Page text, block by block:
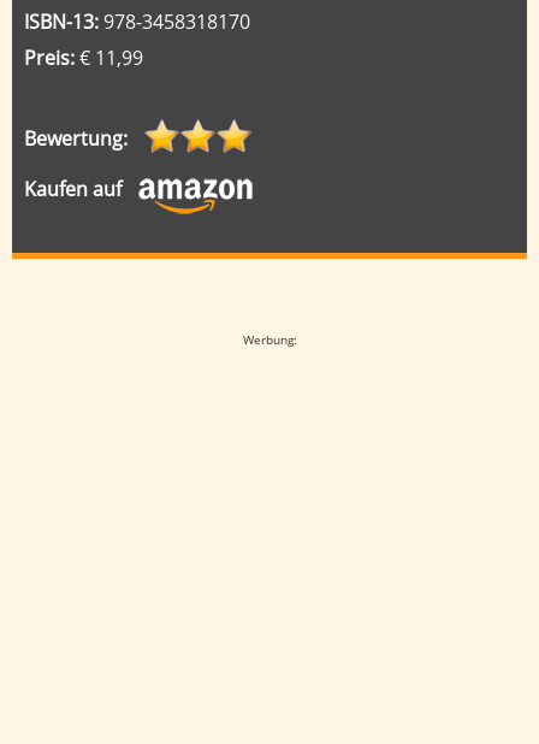
ISBN-13: 978-3458318170
Preis:€ 11,99
Bewertung:
Kaufen auf
Werbung: